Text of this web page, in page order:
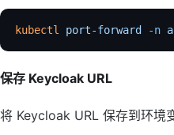
kubectl port-forward -n
保存 Keycloak URL
将 Keycloak URL 保存到环境